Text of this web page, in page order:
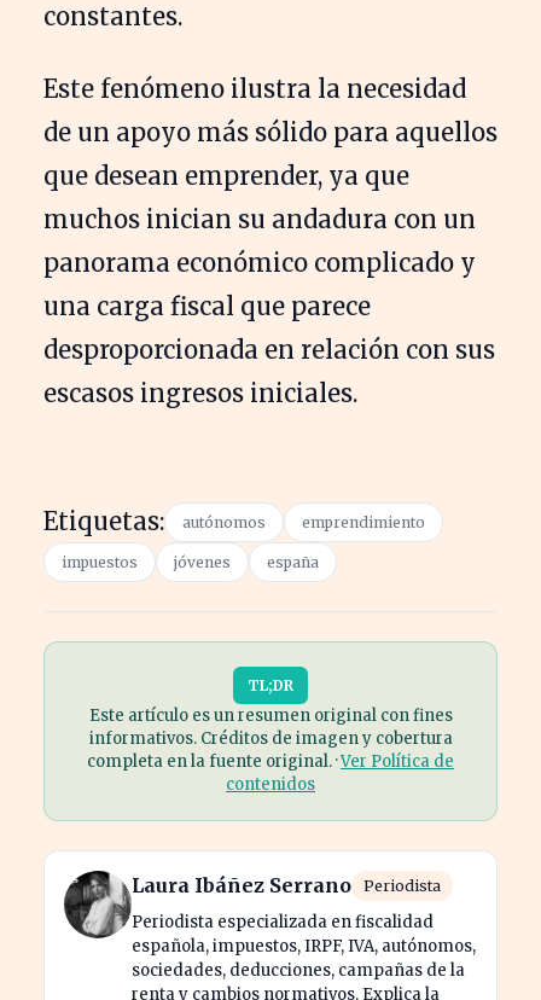
constantes.
Este fenómeno ilustra la necesidad
de un apoyo más sólido para aquellos
que desean emprender, ya que
muchos inician su andadura con un
panorama económico complicado y
una carga fiscal que parece
desproporcionada en relación con sus
escasos ingresos iniciales.
Etiquetas: autónomos emprendimiento
impuestos jóvenes españa
TL;DR
Este artículo es un resumen original con fines
informativos. Créditos de imagen y cobertura
completa en la fuente original. ·Ver Política de
contenidos
Laura Ibáñez Serrano Periodista
Periodista especializada en fiscalidad
española, impuestos, IRPF, IVA, autónomos,
sociedades, deducciones, campañas de la
renta y cambios normativos. Explica la